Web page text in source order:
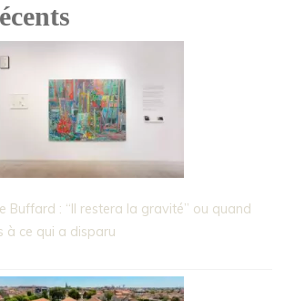
Buffard : “Il restera la gravité” ou quand
à ce qui a disparu